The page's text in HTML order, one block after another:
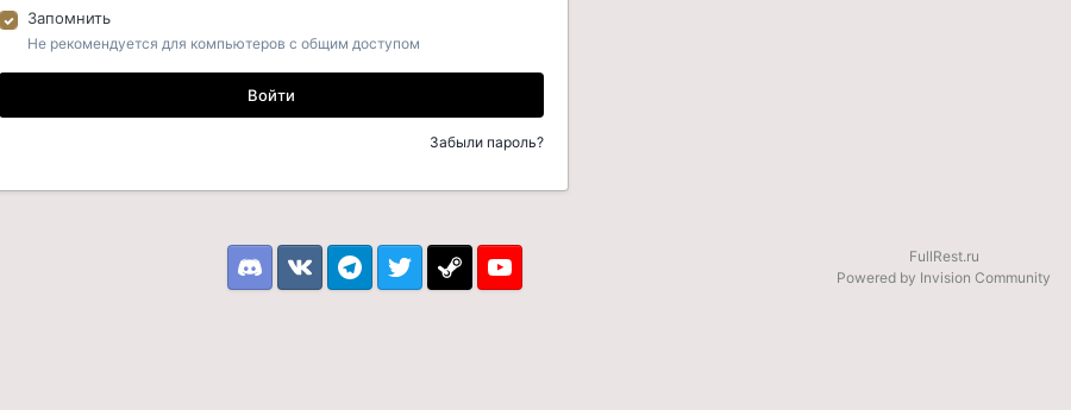
Запомнить
Не рекомендуется для компьютеров с общим доступом
Войти
Забыли пароль?
DiscordVK TelegramTwitter Steam Youtube
FullRest.ru
Powered by Invision Community